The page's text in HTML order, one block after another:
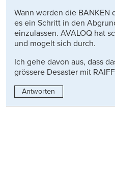
Wann werden die BANKEN
es ein Schritt in den
einzulassen. AVALOQ hat
und mogelt sich durch.
Ich gehe davon aus, dass
grössere Desaster mit
Antworten